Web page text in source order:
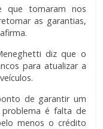
que tomaram nos
as garantias,
diz que o
para atualizar a
de garantir um
é falta de
menos o crédito